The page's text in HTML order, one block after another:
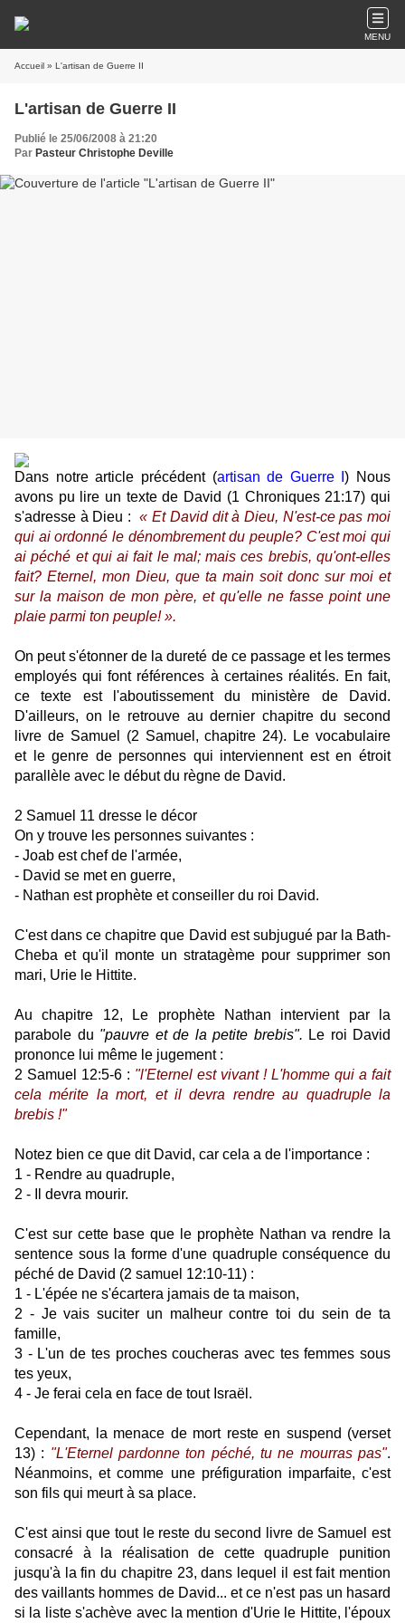
MENU
Accueil » L'artisan de Guerre II
L'artisan de Guerre II
Publié le 25/06/2008 à 21:20
Par Pasteur Christophe Deville
Dans notre article précédent (artisan de Guerre I) Nous
avons pu lire un texte de David (1 Chroniques 21:17) qui
s'adresse à Dieu :
« Et David dit à Dieu, N'est-ce pas moi
qui ai ordonné le dénombrement du peuple? C'est moi qui
ai péché et qui ai fait le mal; mais ces brebis, qu'ont-elles
fait? Eternel, mon Dieu, que ta main soit donc sur moi et
sur la maison de mon père, et qu'elle ne fasse point une
plaie parmi ton peuple! ».
On peut s'étonner de la dureté de ce passage et les termes
employés qui font références à certaines réalités. En fait,
ce texte est l'aboutissement du ministère de David.
D'ailleurs, on le retrouve au dernier chapitre du second
livre de Samuel (2 Samuel, chapitre 24). Le vocabulaire
et le genre de personnes qui interviennent est en étroit
parallèle avec le début du règne de David.
2 Samuel 11 dresse le décor
On y trouve les personnes suivantes :
- Joab est chef de l'armée,
- David se met en guerre,
- Nathan est prophète et conseiller du roi David.
C'est dans ce chapitre que David est subjugué par la Bath-
Cheba et qu'il monte un stratagème pour supprimer son
mari, Urie le Hittite.
Au chapitre 12, Le prophète Nathan intervient par la
parabole du "pauvre et de la petite brebis". Le roi David
prononce lui même le jugement :
2 Samuel 12:5-6 : "l'Eternel est vivant ! L'homme qui a fait
cela mérite la mort, et il devra rendre au quadruple la
brebis !"
Notez bien ce que dit David, car cela a de l'importance :
1 - Rendre au quadruple,
2 - Il devra mourir.
C'est sur cette base que le prophète Nathan va rendre la
sentence sous la forme d'une quadruple conséquence du
péché de David (2 samuel 12:10-11) :
1 - L'épée ne s'écartera jamais de ta maison,
2 - Je vais suciter un malheur contre toi du sein de ta
famille,
3 - L'un de tes proches coucheras avec tes femmes sous
tes yeux,
4 - Je ferai cela en face de tout Israël.
Cependant, la menace de mort reste en suspend (verset
13) : "L'Eternel pardonne ton péché, tu ne mourras pas".
Néanmoins, et comme une préfiguration imparfaite, c'est
son fils qui meurt à sa place.
C'est ainsi que tout le reste du second livre de Samuel est
consacré à la réalisation de cette quadruple punition
jusqu'à la fin du chapitre 23, dans lequel il est fait mention
des vaillants hommes de David... et ce n'est pas un hasard
si la liste s'achève avec la mention d'Urie le Hittite, l'époux